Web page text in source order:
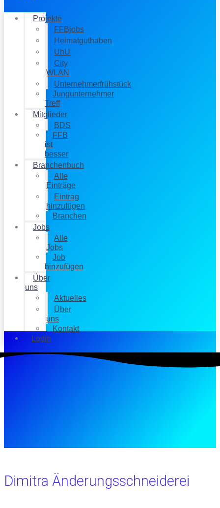
Projekte
FFBjobs
Heimatguthaben
UhU
City
WLAN
Unternehmerfrühstück
Jungunternehmer
Treff
Mitglieder
BDS
FFB
ist
besser
Branchenbuch
Alle
Einträge
Eintrag
hinzufügen
Branchen
Jobs
Alle
Jobs
Job
hinzufügen
Über
uns
Aktuelles
Über
uns
Kontakt
Login
Dimitra Änderungsschneiderei